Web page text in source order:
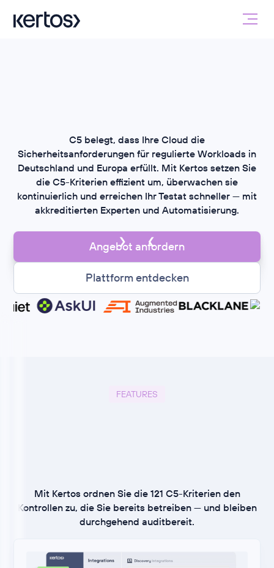
C5 belegt, dass Ihre Cloud die
Sicherheitsanforderungen für regulierte Workloads in
Deutschland und Europa erfüllt. Mit Kertos setzen Sie
die C5-Kriterien effizient um, überwachen sie
kontinuierlich und erreichen Ihr Testat schneller — mit
akkreditierten Experten und Automatisierung.
Angebot anfordern
Plattform entdecken
FEATURES
Mit Kertos ordnen Sie die 121 C5-Kriterien den
Kontrollen zu, die Sie bereits betreiben — und bleiben
durchgehend auditbereit.